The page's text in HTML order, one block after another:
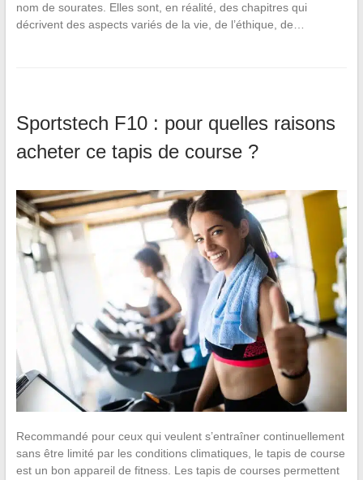
nom de sourates. Elles sont, en réalité, des chapitres qui
décrivent des aspects variés de la vie, de l’éthique, de…
Sportstech F10 : pour quelles raisons
acheter ce tapis de course ?
Recommandé pour ceux qui veulent s’entraîner continuellement
sans être limité par les conditions climatiques, le tapis de course
est un bon appareil de fitness. Les tapis de courses permettent